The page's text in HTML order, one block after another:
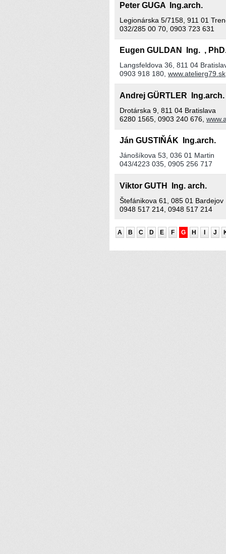
Peter GUGA Ing.arch.
Legionárska 5/7158, 911 01
032/285 00 70, 0903 723 631
Eugen GULDAN Ing. ,
Langsfeldova 36, 811 04
0903 918 180, www.atelierg79.sk
Andrej GÜRTLER
Drotárska 9, 811 04 Bratislava
6280 1565, 0903 240 676,
Ján GUSTIŇÁK Ing.arch.
Jánošíkova 53, 036 01 Martin
043/4223 035, 0905 256 717
Viktor GUTH Ing. arch.
Štefánikova 61, 085 01 Bardejov
0948 517 214, 0948 517 214
A B C D E F G H J